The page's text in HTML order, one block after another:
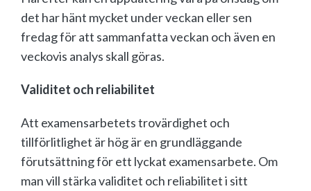
det har hänt mycket under veckan eller sen
fredag för att sammanfatta veckan och även en
veckovis analys skall göras.
Validitet och reliabilitet
Att examensarbetets trovärdighet och
tillförlitlighet är hög är en grundläggande
förutsättning för ett lyckat examensarbete. Om
man vill stärka validitet och reliabilitet i sitt